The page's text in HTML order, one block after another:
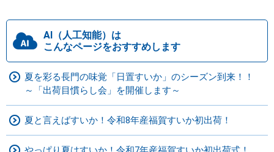
AI（人工知能）は
こんなページをおすすめします
夏を彩る長門の味覚「日置すいか」のシーズン到来！！
～「出荷目慣らし会」を開催します～
夏と言えばすいか！令和8年産福賀すいか初出荷！